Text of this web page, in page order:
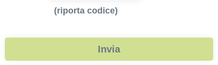
(riporta codice)